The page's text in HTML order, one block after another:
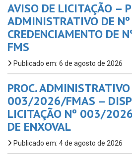
AVISO DE LICITAÇÃO –
ADMINISTRATIVO DE
CREDENCIAMENTO DE
FMS
Publicado em: 6 de agosto de 2026
PROC.
003/2026/FMAS –
LICITAÇÃO Nº 003/
DE ENXOVAL
Publicado em: 4 de agosto de 2026